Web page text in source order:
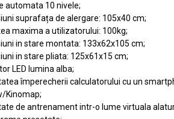
automata 10 nivele;
suprafața de alergare: 105x40 cm;
maxima a utilizatorului: 100kg;
in stare montata: 133x62x105 cm;
in stare pliata: 125x61x15 cm;
LED lumina alba;
împerecherii calculatorului cu un
Kinomap;
de antrenament intr-o lume virtuala